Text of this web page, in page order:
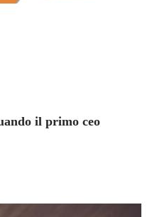
il primo ceo